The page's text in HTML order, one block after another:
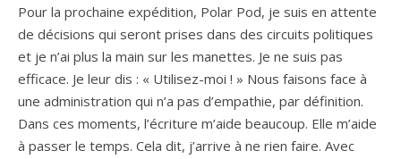
Pour la prochaine expédition, Polar Pod, je suis en attente
de décisions qui seront prises dans des circuits politiques
et je n’ai plus la main sur les manettes. Je ne suis pas
efficace. Je leur dis : « Utilisez-moi ! » Nous faisons face à
une administration qui n’a pas d’empathie, par définition.
Dans ces moments, l’écriture m’aide beaucoup. Elle m’aide
à passer le temps. Cela dit, j’arrive à ne rien faire. Avec